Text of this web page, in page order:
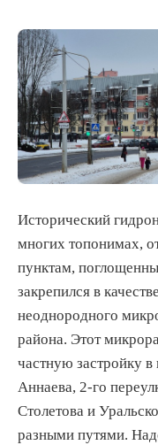
Исторический
многих топонимах,
пунктам,
закрепился в
неоднородного
района. Этот
частную застройку
Аннаева, 2-го
Столетова и
разными путями.